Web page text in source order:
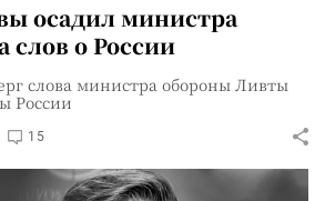
осадил министра
слов о России
слова министра обороны Ливты
России
15